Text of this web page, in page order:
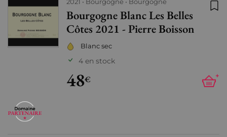
Bourgogne Blanc Les Belles
Côtes 2021 - Pierre Boisson
Blanc sec
4 en stock
48€ +